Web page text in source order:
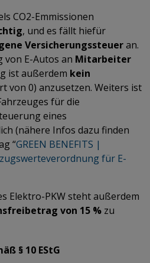
CO2-Emmissionen
, und es fällt hiefür
Versicherungssteueran.
von E-Autos an Mitarbeiter
ist außerdem kein
von 0) anzusetzen. Weiters ist
für die
eines
(nähere Infos dazu finden
“GREEN BENEFITS |
für E-
Elektro-PKW steht außerdem
von 15 % zu
§ 10 EStG